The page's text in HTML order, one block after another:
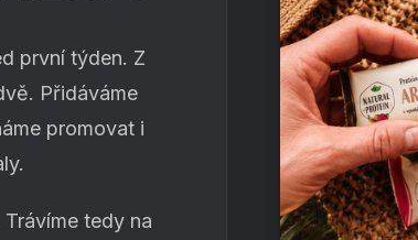
první týden. Z
Přidáváme
promovat i
tedy na